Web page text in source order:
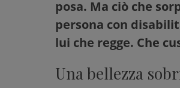
posa. Ma ciò che
persona con
lui che regge. Che
Una bellezza